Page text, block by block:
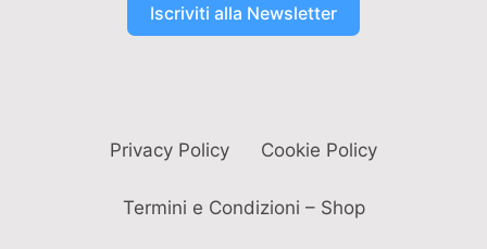
Iscriviti alla Newsletter
Privacy Policy Cookie Policy
Termini e Condizioni – Shop